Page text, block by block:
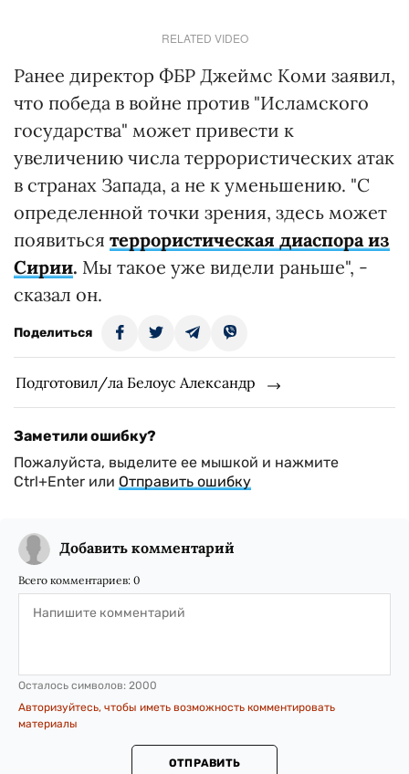
RELATED VIDEO
Ранее директор ФБР Джеймс Коми заявил,
что победа в войне против "Исламского
государства" может привести к
увеличению числа террористических атак
в странах Запада, а не к уменьшению. "С
определенной точки зрения, здесь может
появиться террористическая диаспора из
Сирии. Мы такое уже видели раньше", -
сказал он.
Поделиться
Подготовил/ла Белоус Александр
Заметили ошибку?
Пожалуйста, выделите ее мышкой и нажмите
Ctrl+Enter или Отправить ошибку
Добавить комментарий
Всего комментариев: 0
Осталось символов: 2000
Авторизуйтесь, чтобы иметь возможность комментировать
материалы
ОТПРАВИТЬ